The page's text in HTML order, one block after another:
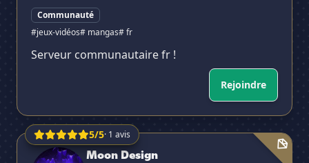
Communauté
#jeux-vidéos# mangas# fr
Serveur communautaire fr !
Rejoindre
5/5· 1 avis
Moon Design
Moon Design